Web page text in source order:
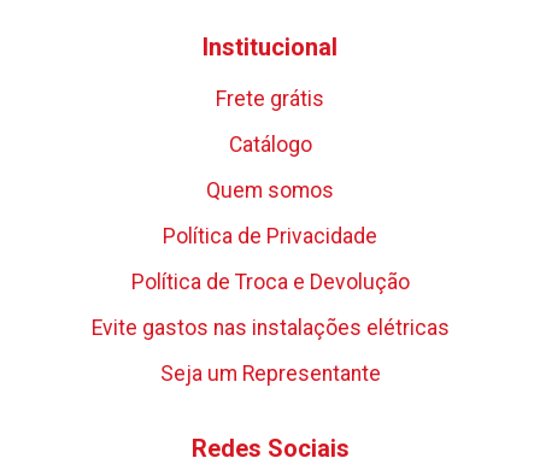
Institucional
Frete grátis
Catálogo
Quem somos
Política de Privacidade
Política de Troca e Devolução
Evite gastos nas instalações elétricas
Seja um Representante
Redes Sociais